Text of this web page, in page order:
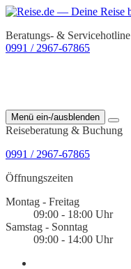
Beratungs- & Servicehotline
0991 / 2967-67865
Menü ein-/ausblenden
Reiseberatung & Buchung
0991 / 2967-67865
Öffnungszeiten
Montag - Freitag
09:00 - 18:00 Uhr
Samstag - Sonntag
09:00 - 14:00 Uhr